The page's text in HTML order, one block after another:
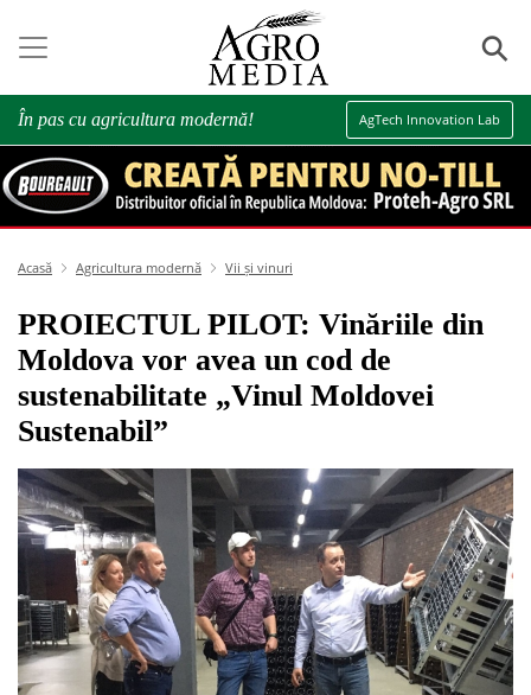
⚲
În pas cu agricultura modernă! AgTech Innovation Lab
Acasă Agricultura modernă Vii și vinuri
PROIECTUL PILOT: Vinăriile din
Moldova vor avea un cod de
sustenabilitate „Vinul Moldovei
Sustenabil”